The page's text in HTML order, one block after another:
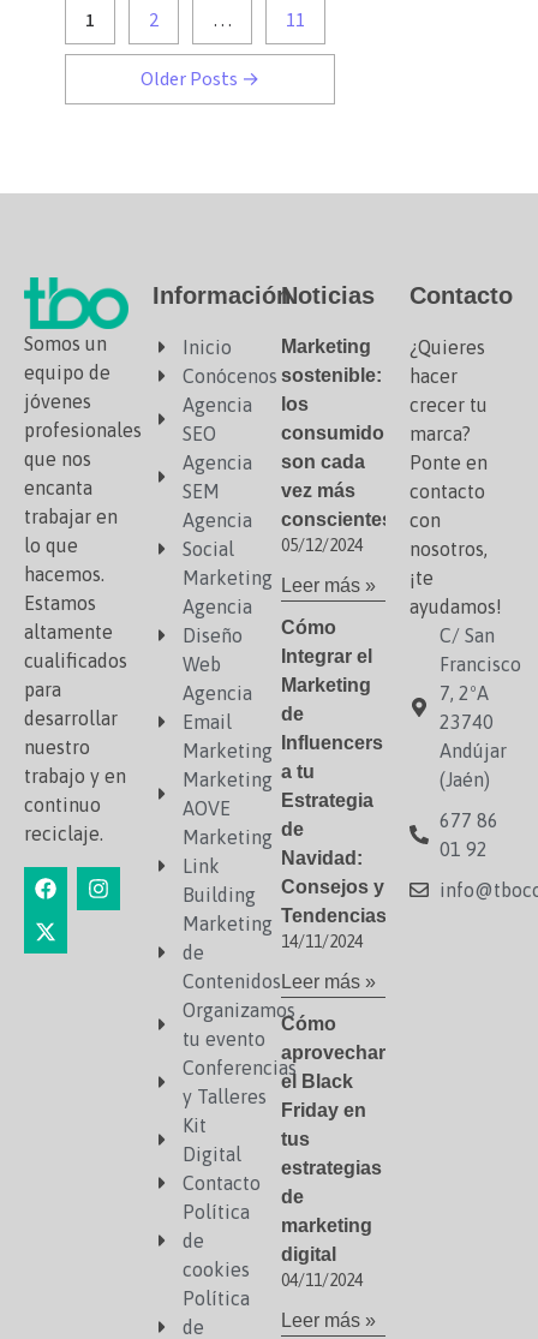
1 2 … 11
OlderPosts →
Somos un
equipo de
jóvenes
profesionales
que nos
encanta
trabajar en
lo que
hacemos.
Estamos
altamente
cualificados
para
desarrollar
nuestro
trabajo y en
continuo
reciclaje.
Información
Inicio
Conócenos
Agencia
SEO
Agencia
SEM
Agencia
Social
Marketing
Agencia
Diseño
Web
Agencia
Email
Marketing
Marketing
AOVE
Marketing
Link
Building
Marketing
de
Contenidos
Organizamos
tu evento
Conferencias
y Talleres
Kit
Digital
Contacto
Política
de
cookies
Política
de
Noticias
Marketing
sostenible:
los
consumidores
son cada
vez más
conscientes
05/12/2024
Leer más »
Cómo
Integrar el
Marketing
de
Influencers
a tu
Estrategia
de
Navidad:
Consejos y
Tendencias
14/11/2024
Leer más »
Cómo
aprovechar
el Black
Friday en
tus
estrategias
de
marketing
digital
04/11/2024
Leer más »
Contacto
¿Quieres
hacer
crecer tu
marca?
Ponte en
contacto
con
nosotros,
¡te
ayudamos!
C/ San
Francisco
7, 2ºA
23740
Andújar
(Jaén)
677 86
01 92